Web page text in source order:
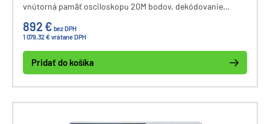
vnútorná pamäť osciloskopu 20M bodov, dekódovanie
rozhranie USB a LAN.
892 € bez DPH
1 079,32 € vrátane DPH
Pridať do košíka